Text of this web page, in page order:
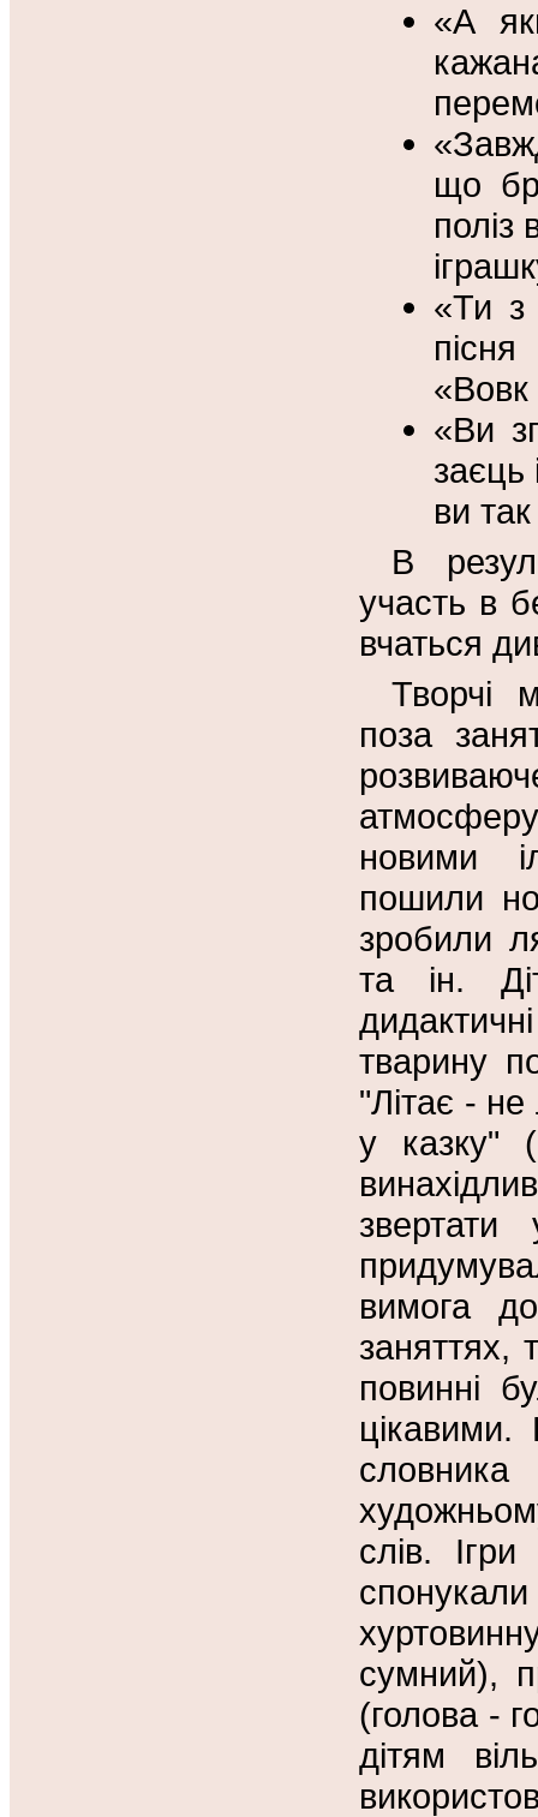
«А
що
поліз
«Ти
«Вовк
«Ви
заєць
ви
В
участь в
вчаться
Творчі
поза
новими
пошили
зробили
та ін.
тварину
"Літає -
у казку"
вимога
заняттях,
повинні
слів.
спонукали
сумний),
(голова -
дітям